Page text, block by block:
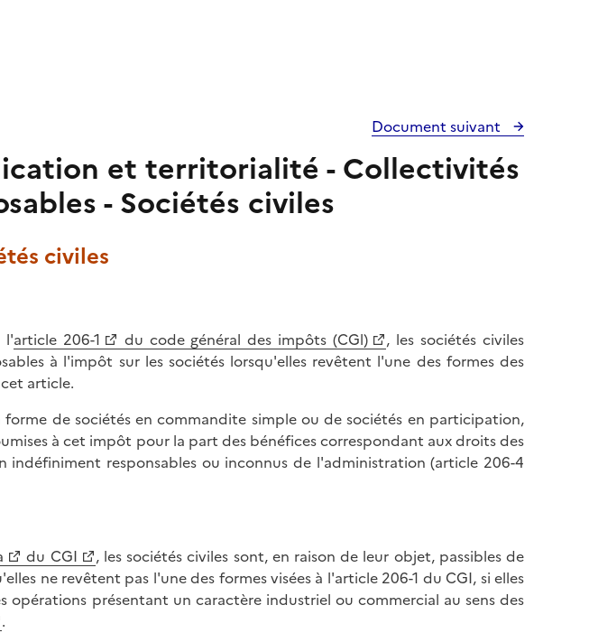
Document suivant
et territorialité - Collectivités
- Sociétés civiles
civiles
l'article 206-1 du code général des impôts (CGl)
, les sociétés civiles
à l'impôt sur les sociétés lorsqu'elles revêtent l'une des formes des
article.
forme de sociétés en commandite simple ou de sociétés en participation,
à cet impôt pour la part des bénéfices correspondant aux droits des
indéfiniment responsables ou inconnus de l'administration (article 206-4
du CGI
, les sociétés civiles sont, en raison de leur objet, passibles de
ne revêtent pas l'une des formes visées à l'article 206-1 du CGI, si elles
opérations présentant un caractère industriel ou commercial au sens des
.